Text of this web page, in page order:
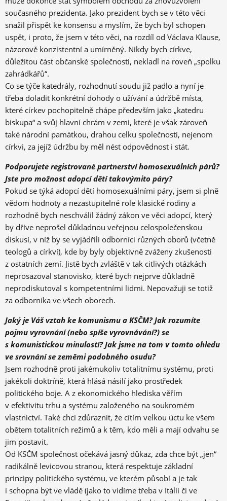
současného prezidenta. Jako prezident bych se v této věci
snažil přispět ke konsensu a myslím, že bych byl schopen
uspět, i proto, že jsem v této věci, na rozdíl od Václava Klause,
názorově konzistentní a umírněný. Nikdy bych církve,
důležitou část občanské společnosti, nekladl na roveň „spolku
zahrádkářů“.
Co se týče katedrály, rozhodnutí soudu již padlo a nyní je
třeba doladit konkrétní dohody o užívání a údržbě místa,
které církev pochopitelně chápe především jako „katedru
biskupa“ a svůj hlavní chrám v zemi, které je však zároveň
také národní památkou, drahou celku společnosti, nejenom
církvi, za jejíž údržbu by měl nést odpovědnost i stát.
Podporujete registrované partnerství homosexuálních párů?
Jste pro možnost adopcí dětí takovýmito páry?
Pokud se týká adopcí dětí homosexuálními páry, jsem si plně
vědom hodnoty a nezastupitelné role klasické rodiny a
rozhodně bych neschválil žádný zákon ve věci adopcí, který
by dříve neprošel důkladnou veřejnou celospolečenskou
diskusí, v níž by se vyjádřili odborníci různých oborů (včetně
teologů a církví), kde by byly objektivně zváženy zkušenosti
z ostatních zemí. Jistě bych zvláště v tak citlivých otázkách
neprosazoval stanovisko, které bych nejprve důkladně
neprodiskutoval s kompetentními lidmi. Nepovažuji se totiž
za odborníka ve všech oborech.
Jaký je Váš vztah ke komunismu a KSČM? Jak rozumíte
pojmu vyrovnání (nebo spíše vyrovnávání?) se
s komunistickou minulostí? Jak jsme na tom v tomto ohledu
ve srovnání se zeměmi podobného osudu?
Jsem rozhodně proti jakémukoliv totalitnímu systému, proti
jakékoli doktríně, která hlásá násilí jako prostředek
politického boje. A z ekonomického hlediska věřím
v efektivitu trhu a systému založeného na soukromém
vlastnictví. Také chci zdůraznit, že cítím velkou úctu ke všem
obětem totalitních režimů a k těm, kdo měli a mají odvahu se
jim postavit.
Od KSČM společnost očekává jasný důkaz, zda chce být „jen“
radikálně levicovou stranou, která respektuje základní
principy politického systému, ve kterém působí a je tak
i schopna být ve vládě (jako to vidíme třeba v Itálii či ve